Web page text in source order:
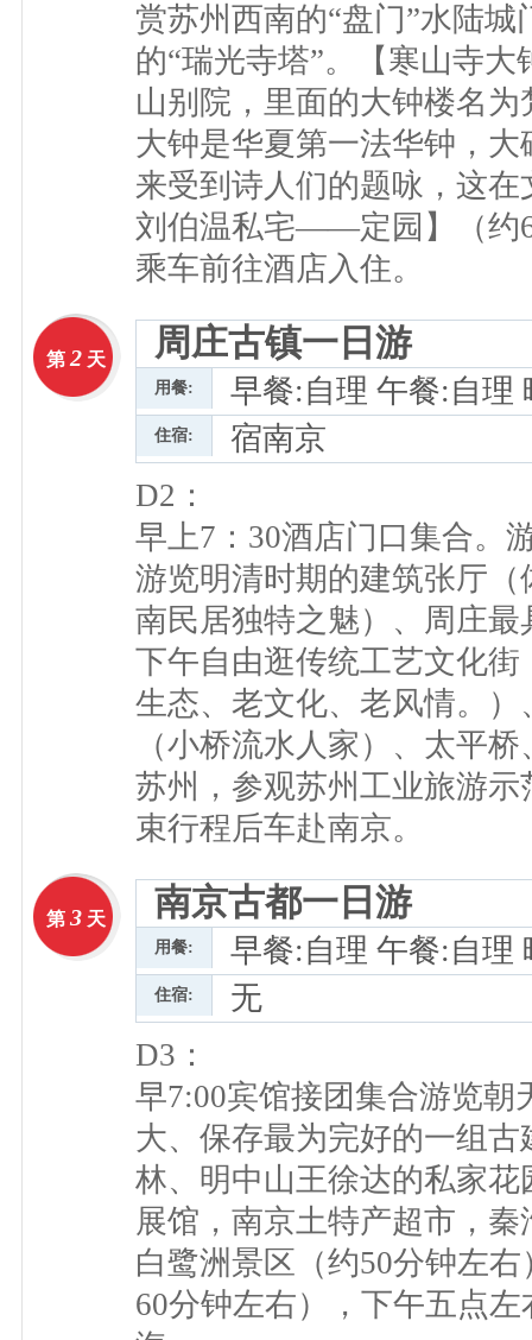
赏苏州西南的“盘门”水陆
的“瑞光寺塔”。【寒山寺
山别院，里面的大钟楼名
大钟是华夏第一法华钟，
来受到诗人们的题咏，这
刘伯温私宅——定园】（约
乘车前往酒店入住。
第 2 天 周庄古镇一日游
用餐: 早餐:自理 午餐:自理
住宿:
宿南京
D2：
早上7：30酒店门口集合。
游览明清时期的建筑张厅
南民居独特之魅）、周庄
下午自由逛传统工艺文化
生态、老文化、老风情。
（小桥流水人家）、太平
苏州，参观苏州工业旅游
束行程后车赴南京。
第 3 天 南京古都一日游
用餐: 早餐:自理 午餐:自理
住宿:
无
D3：
早7:00宾馆接团集合游览
大、保存最为完好的一组
林、明中山王徐达的私家
展馆，南京土特产超市，
白鹭洲景区（约50分钟左
60分钟左右），下午五点